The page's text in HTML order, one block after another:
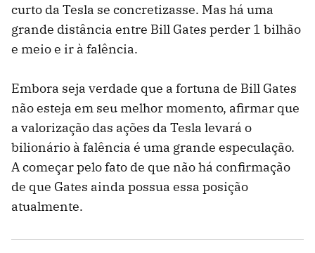
curto da Tesla se concretizasse. Mas há uma
grande distância entre Bill Gates perder 1 bilhão
e meio e ir à falência.
Embora seja verdade que a fortuna de Bill Gates
não esteja em seu melhor momento, afirmar que
a valorização das ações da Tesla levará o
bilionário à falência é uma grande especulação.
A começar pelo fato de que não há confirmação
de que Gates ainda possua essa posição
atualmente.